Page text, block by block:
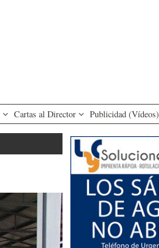
Cartas al Director Publicidad (Vídeos)